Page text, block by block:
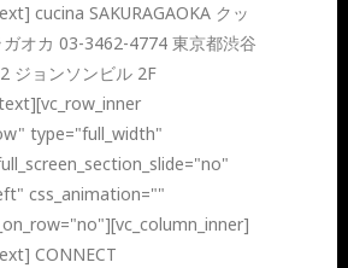
cucina SAKURAGAOKA クッ
オカ 03-3462-4774 東京都渋谷
ジョンソンビル 2F
type="full_width"
css_animation=""
CONNECT